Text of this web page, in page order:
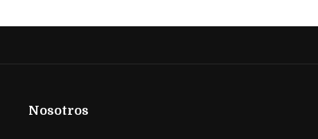
Nosotros